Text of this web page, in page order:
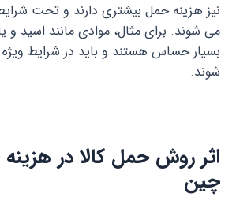
نیز هزینه حمل بیشتری دارند و تحت
می شوند. برای مثال، موادی مانند اسید و
بسیار حساس هستند و باید در شرایط
شوند.
اثر روش حمل کالا در هزینه
چین